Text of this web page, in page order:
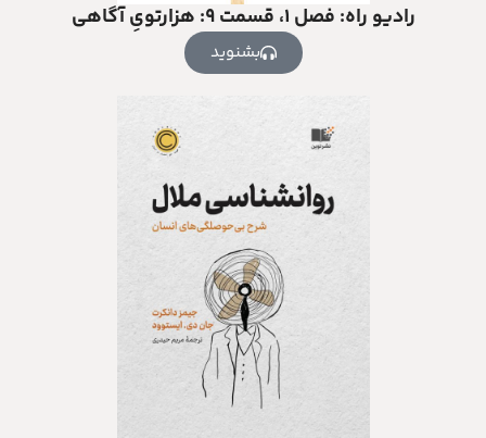
رادیو راه: فصل ۱، قسمت ۹: هزارتویِ آگاهی
بشنوید